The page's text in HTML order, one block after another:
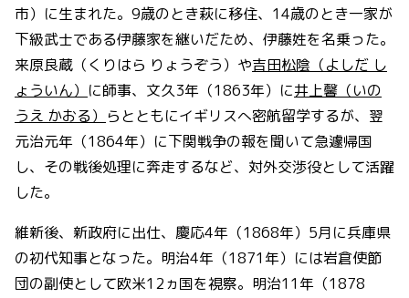
市）に生まれた。9歳のとき萩に移住、14歳のとき一家が
下級武士である伊藤家を継いだため、伊藤姓を名乗った。
来原良蔵（くりはら りょうぞう）や吉田松陰（よしだ し
ょういん） に師事、文久3年（1863年）に井上馨（いの
うえ かおる） らとともにイギリスへ密航留学するが、翌
元治元年（1864年）に下関戦争の報を聞いて急遽帰国
し、その戦後処理に奔走するなど、対外交渉役として活躍
した。
維新後、新政府に出仕、慶応4年（1868年）5月に兵庫県
の初代知事となった。明治4年（1871年）には岩倉使節
団の副使として欧米12ヵ国を視察。明治11年（1878